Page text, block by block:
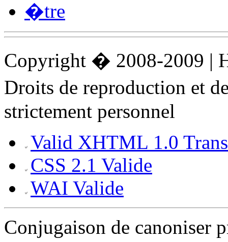
�tre
Copyright � 2008-2009 |
Droits de reproduction et
strictement personnel
Valid XHTML 1.0
CSS 2.1 Valide
WAI Valide
Conjugaison de